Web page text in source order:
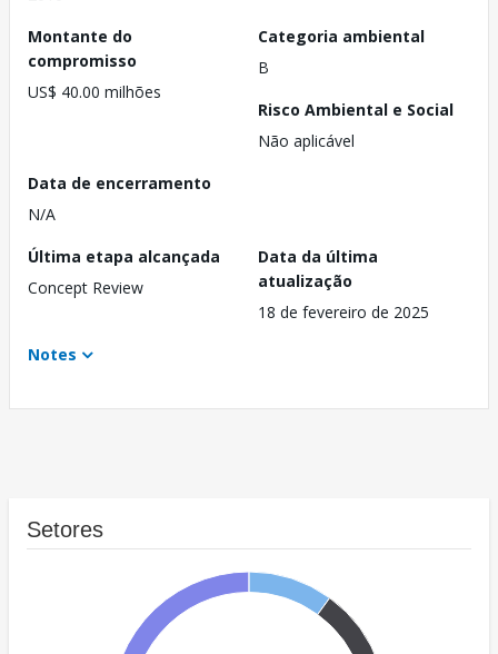
Montante do
compromisso
US$ 40.00 milhões
Categoria ambiental
B
Risco Ambiental e Social
Não aplicável
Data de encerramento
N/A
Última etapa alcançada
Concept Review
Data da última
atualização
18 de fevereiro de 2025
Notes
Setores